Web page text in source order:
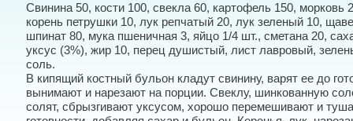
Свинина 50, кости 100, свекла 60, картофель 150, морковь
корень петрушки 10, лук репчатый 20, лук зеленый 10,
шпинат 80, мука пшеничная 3, яйцо 1/4 шт., сметана 20,
уксус (3%), жир 10, перец душистый, лист лавровый,
соль.
В кипящий костный бульон кладут свинину, варят ее до
вынимают и нарезают на порции. Свеклу, шинкованную
солят, сбрызгивают уксусом, хорошо перемешивают и